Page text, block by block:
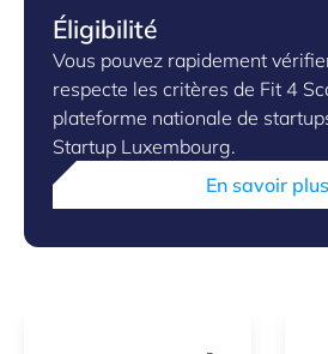
Éligibilité
Vous pouvez rapidement
respecte les critères de Fit 4
plateforme nationale de
Startup Luxembourg.
En savoir plus